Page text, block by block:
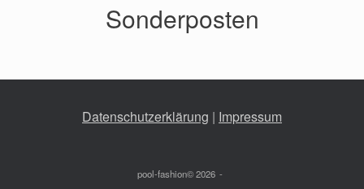
Sonderposten
Datenschutzerklärung | Impressum
pool-fashion© 2026